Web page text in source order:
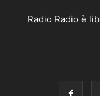
Radio Radio è